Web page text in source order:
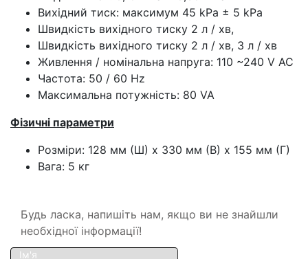
Вихідний тиск: максимум 45 kPa ± 5 kPa
Швидкість вихідного тиску 2 л / хв,
Швидкість вихідного тиску 2 л / хв, 3 л / хв
Живлення / номінальна напруга: 110 ~240 V AC
Частота: 50 / 60 Hz
Максимальна потужність: 80 VA
Фізичні параметри
Розміри: 128 мм (Ш) х 330 мм (В) х 155 мм (Г)
Вага: 5 кг
Будь ласка, напишіть нам, якщо ви не знайшли
необхідної інформації!